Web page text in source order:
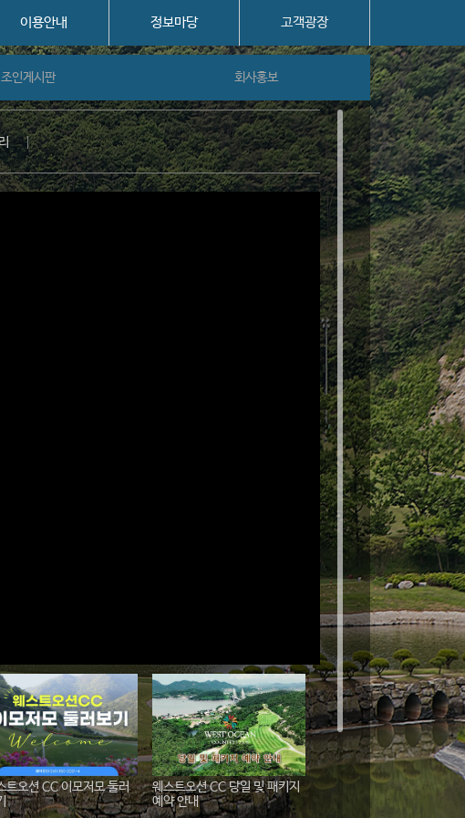
이용안내 정보마당 고객광장
조인게시판 회사홍보
트오션 CC 이모저모 둘러
웨스트오션 CC 당일 및 패키지
예약 안내